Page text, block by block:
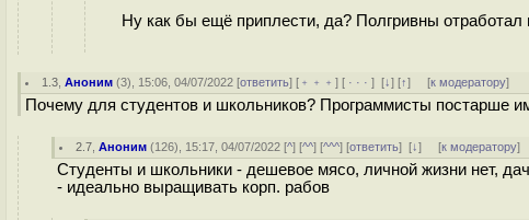
Ну как бы ещё приплести, да? Полгривны отработал
1.3 ,Аноним (3), 15:06, 04/07/2022 [ответить] [ ﹢﹢﹢] [ · · ·][↓] [↑] [к модератору]
Почему для студентов и школьников? Программисты постарше
2.7 ,Аноним (126), 15:17, 04/07/2022 [^] [^^] [^^^] [ответить][↓] [к модератору]
Студенты и школьники - дешевое мясо, личной жизни нет,
- идеально выращивать корп. рабов